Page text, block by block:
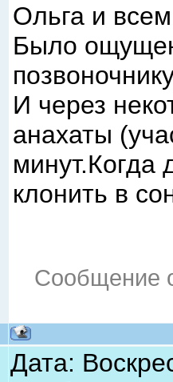
Ольга и
Было
И через
анахаты
минут.Когда
клонить в
Сообщение
Дата: